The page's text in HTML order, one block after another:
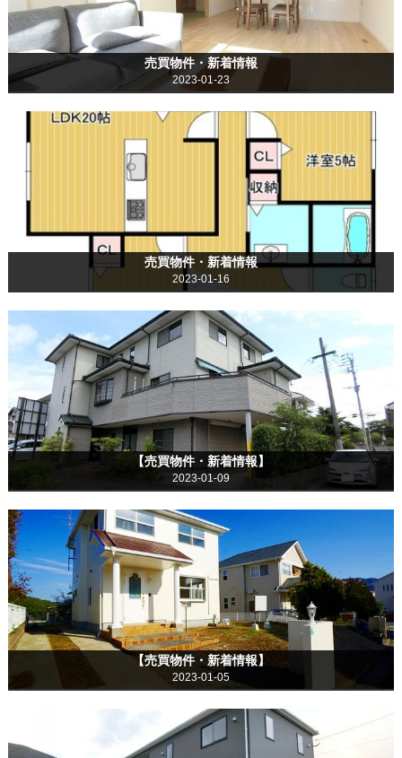
売買物件・新着情報
2023-01-23
売買物件・新着情報
2023-01-16
【売買物件・新着情報】
2023-01-09
【売買物件・新着情報】
2023-01-05